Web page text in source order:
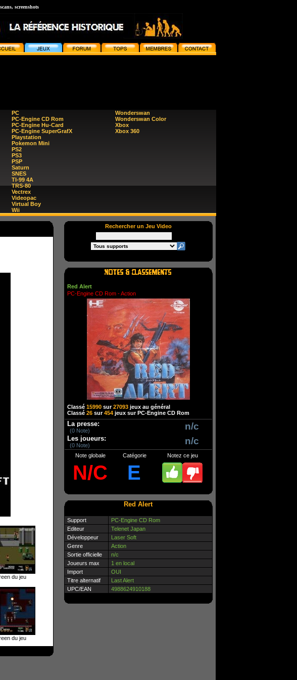
screenshots
PC
PC-Engine CD Rom
PC-Engine Hu-Card
PC-Engine SuperGrafX
Playstation
Pokemon Mini
PS2
PS3
PSP
Saturn
SNES
TI-99 4A
TRS-80
Vectrex
Videopac
Virtual Boy
Wii
Wonderswan
Wonderswan Color
Xbox
Xbox 360
du jeu
du jeu
Rechercher un Jeu Video
Red Alert
PC-Engine CD Rom - Action
Classé 15990sur27093jeux au général
Classé 26sur454jeux sur PC-Engine CD Rom
La presse:
(0 Note) n/c
Les joueurs:
(0 Note) n/c
Note globale Catégorie Notez ce jeu
N/C E
Red Alert
Support
PC-Engine CD Rom
Editeur
Telenet Japan
Développeur
Laser Soft
Genre
Action
Sortie officielle
n/c
Joueurs max
1 en local
Import
OUI
Titre alternatif
Last Alert
UPC/EAN
4988624910188